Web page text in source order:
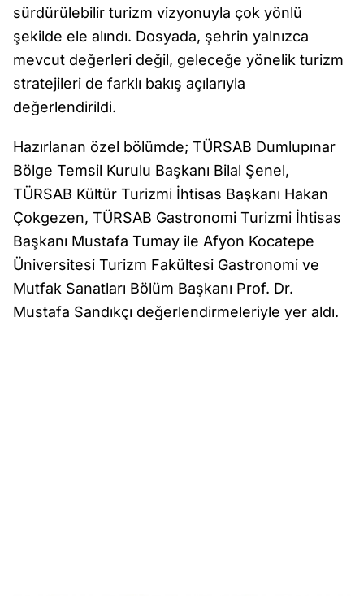
sürdürülebilir turizm vizyonuyla çok yönlü
şekilde ele alındı. Dosyada, şehrin yalnızca
mevcut değerleri değil, geleceğe yönelik turizm
stratejileri de farklı bakış açılarıyla
değerlendirildi.
Hazırlanan özel bölümde; TÜRSAB Dumlupınar
Bölge Temsil Kurulu Başkanı Bilal Şenel,
TÜRSAB Kültür Turizmi İhtisas Başkanı Hakan
Çokgezen, TÜRSAB Gastronomi Turizmi İhtisas
Başkanı Mustafa Tumay ile Afyon Kocatepe
Üniversitesi Turizm Fakültesi Gastronomi ve
Mutfak Sanatları Bölüm Başkanı Prof. Dr.
Mustafa Sandıkçı değerlendirmeleriyle yer aldı.